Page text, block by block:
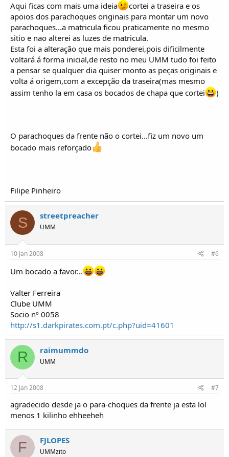
Aqui ficas com mais uma ideia
cortei a traseira e os
apoios dos parachoques originais para montar um novo
parachoques...a matricula ficou praticamente no mesmo
sitio e nao alterei as luzes de matricula.
Esta foi a alteração que mais ponderei,pois dificilmente
voltará á forma inicial,de resto no meu UMM tudo foi feito
a pensar se qualquer dia quiser monto as peças originais e
volta á origem,com a excepção da traseira(mas mesmo
assim tenho la em casa os bocados de chapa que cortei
)
O parachoques da frente não o cortei...fiz um novo um
bocado mais reforçado
Filipe Pinheiro
S streetpreacher
UMM
10 Jan 2008 #6
Um bocado a favor...
Valter Ferreira
Clube UMM
Socio nº 0058
http://s1.darkpirates.com.pt/c.php?uid=41601
R raimummdo
UMM
12 Jan 2008 #7
agradecido desde ja o para-choques da frente ja esta lol
menos 1 kilinho ehheeheh
F FJLOPES
UMMzito